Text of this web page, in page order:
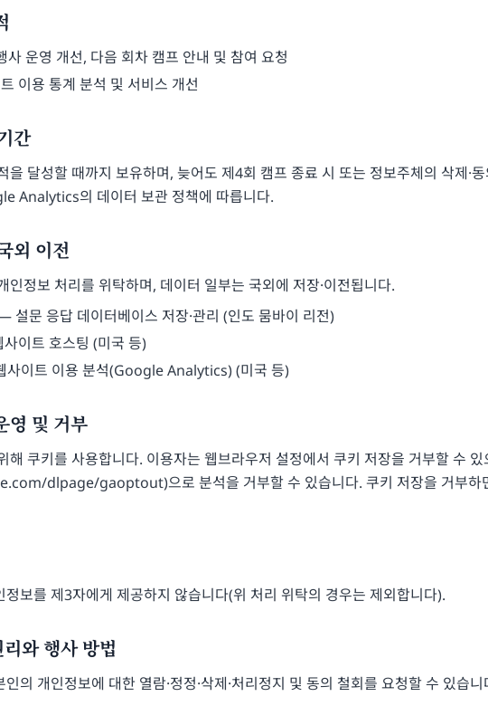
사 운영 개선, 다음 회차 캠프 안내 및 참여 요청
이용 통계 분석 및 서비스 개선
간
을 달성할 때까지 보유하며, 늦어도 제4회 캠프 종료 시 또는 정보주체의 삭제·
Analytics의 데이터 보관 정책에 따릅니다.
외 이전
인정보 처리를 위탁하며, 데이터 일부는 국외에 저장·이전됩니다.
문 응답 데이터베이스 저장·관리 (인도 뭄바이 리전)
이트 호스팅 (미국 등)
이트 이용 분석(Google Analytics) (미국 등)
영 및 거부
해 쿠키를 사용합니다. 이용자는 웹브라우저 설정에서 쿠키 저장을 거부할 수
dlpage/gaoptout)으로 분석을 거부할 수 있습니다. 쿠키 저장을 거부
정보를 제3자에게 제공하지 않습니다(위 처리 위탁의 경우는 제외합니다).
와 행사 방법
의 개인정보에 대한 열람·정정·삭제·처리정지 및 동의 철회를 요청할 수 있습